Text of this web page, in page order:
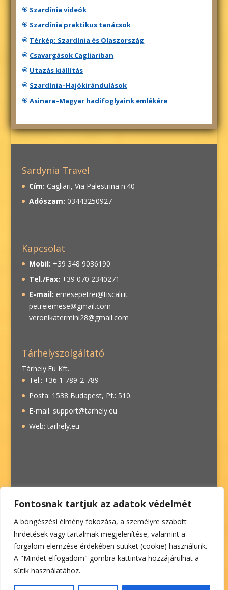
Fontosnak tartjuk az adatok védelmét
A böngészési élmény fokozása, a személyre szabott
hirdetések vagy tartalmak megjelenítése, valamint a
forgalom elemzése érdekében sütiket (cookie) használunk.
A "Mindet elfogadom" gombra kattintva hozzájárulhat a
sütik használatához.
Szardínia videók
Szardínia praktikus tanácsok
Térkép: Szardínia és Olaszország
Csavargások Cagliariban
Utazás kiállítás
Szardínia–Hajókirándulások
Asinara–Magyar hadifoglyaink emlékére
Sardynia Travel
Cím: Cagliari, Via Palestrina n.40
Adószam: 03443250927
Kapcsolat
Mobil: +39 348 9036190
Tel./Fax: +39 070 2340271
E-mail: emesepetrei@tiscali.it
petreiemese@gmail.com
veronikatermini28@gmail.com
Tárhelyszolgáltató
Tárhely.Eu Kft.
Tel.: +36 1 789-2-789
Posta: 1538 Budapest, Pf.: 510.
E-mail: support@tarhely.eu
Web: tarhely.eu